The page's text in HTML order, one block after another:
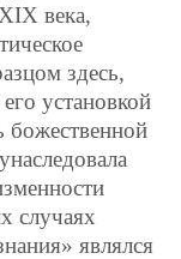
века,
здесь,
установкой
божественной
случаях
являлся